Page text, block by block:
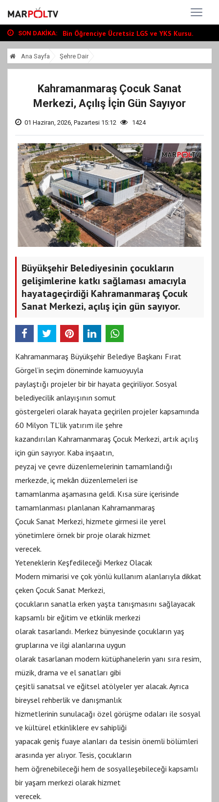
SON DAKIKA:
Bin Öğrenciye Ücretsiz LGS ve YKS Kursu...
“Tour Of Kahramanmaraş” Uluslararası Yol...
Ana Sayfa Şehre Dair
Kahramanmaraş Çocuk Sanat
Merkezi, Açılış İçin Gün Sayıyor
01 Haziran, 2026, Pazartesi 15:12 1424
Büyükşehir Belediyesinin çocukların
gelişimlerine katkı sağlaması amacıyla
hayatageçirdiği Kahramanmaraş Çocuk
Sanat Merkezi, açılış için gün sayıyor.
Kahramanmaraş Büyükşehir Belediye Başkanı Fırat
Görgel’in seçim döneminde kamuoyuyla
paylaştığı projeler bir bir hayata geçiriliyor. Sosyal
belediyecilik anlayışının somut
göstergeleri olarak hayata geçirilen projeler kapsamında
60 Milyon TL’lik yatırım ile şehre
kazandırılan Kahramanmaraş Çocuk Merkezi, artık açılış
için gün sayıyor. Kaba inşaatın,
peyzaj ve çevre düzenlemelerinin tamamlandığı
merkezde, iç mekân düzenlemeleri ise
tamamlanma aşamasına geldi. Kısa süre içerisinde
tamamlanması planlanan Kahramanmaraş
Çocuk Sanat Merkezi, hizmete girmesi ile yerel
yönetimlere örnek bir proje olarak hizmet
verecek.
Yeteneklerin Keşfedileceği Merkez Olacak
Modern mimarisi ve çok yönlü kullanım alanlarıyla dikkat
çeken Çocuk Sanat Merkezi,
çocukların sanatla erken yaşta tanışmasını sağlayacak
kapsamlı bir eğitim ve etkinlik merkezi
olarak tasarlandı. Merkez bünyesinde çocukların yaş
gruplarına ve ilgi alanlarına uygun
olarak tasarlanan modern kütüphanelerin yanı sıra resim,
müzik, drama ve el sanatları gibi
çeşitli sanatsal ve eğitsel atölyeler yer alacak. Ayrıca
bireysel rehberlik ve danışmanlık
hizmetlerinin sunulacağı özel görüşme odaları ile sosyal
ve kültürel etkinliklere ev sahipliği
yapacak geniş fuaye alanları da tesisin önemli bölümleri
arasında yer alıyor. Tesis, çocukların
hem öğrenebileceği hem de sosyalleşebileceği kapsamlı
bir yaşam merkezi olarak hizmet
verecek.